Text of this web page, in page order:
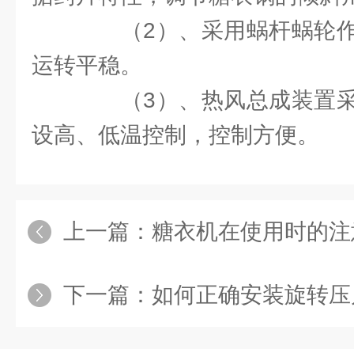
（2）、采用蜗杆蜗轮作
运转平稳。
（3）、热风总成装置采
设高、低温控制，控制方便。
上一篇： 糖衣机在使用时的
下一篇： 如何正确安装旋转